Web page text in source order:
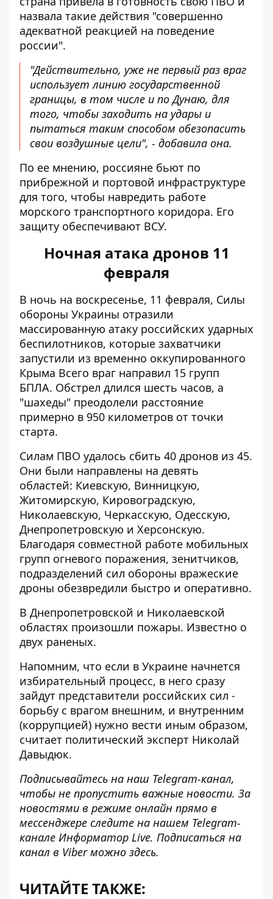
назвала такие действия "совершенно
адекватной реакцией на поведение
россии".
"Действительно, уже не первый раз враг
использует линию государственной
границы, в том числе и по Дунаю, для
того, чтобы заходить на удары и
пытаться таким способом обезопасить
свои воздушные цели", - добавила она.
По ее мнению, россияне бьют по
прибрежной и портовой инфраструктуре
для того, чтобы навредить работе
морского транспортного коридора. Его
защиту обеспечивают ВСУ.
Ночная атака дронов 11
февраля
В ночь на воскресенье, 11 февраля, Силы
обороны Украины отразили
массированную атаку российских ударных
беспилотников, которые захватчики
запустили из временно оккупированного
Крыма Всего враг направил 15 групп
БПЛА. Обстрел длился шесть часов, а
"шахеды" преодолели расстояние
примерно в 950 километров от точки
старта.
Силам ПВО удалось сбить 40 дронов из 45.
Они были направлены на девять
областей: Киевскую, Винницкую,
Житомирскую, Кировоградскую,
Николаевскую, Черкасскую, Одесскую,
Днепропетровскую и Херсонскую.
Благодаря совместной работе мобильных
групп огневого поражения, зенитчиков,
подразделений сил обороны вражеские
дроны обезвредили быстро и оперативно.
В Днепропетровской и Николаевской
областях произошли пожары. Известно о
двух раненых.
Напомним, что если в Украине начнется
избирательный процесс, в него сразу
зайдут представители российских сил -
борьбу с врагом внешним, и внутренним
(коррупцией) нужно вести иным образом,
считает политический эксперт Николай
Давыдюк.
Подписывайтесь на наш Telegram-канал,
чтобы не пропустить важные новости. За
новостями в режиме онлайн прямо в
мессенджере следите на нашем Telegram-
канале Информатор Live. Подписаться на
канал в Viber можно здесь.
ЧИТАЙТЕ ТАКЖЕ: